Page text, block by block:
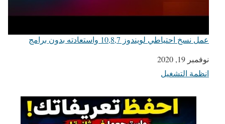
عمل نسخ احتياطي لويندوز 10,8,7 واستعادته بدون برامج
التاريخ
نوفمبر 19, 2020
في ما يتعلق بما يأتي
انظمة التشغيل